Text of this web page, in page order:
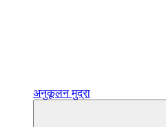
अनुकूलन मुद्रा